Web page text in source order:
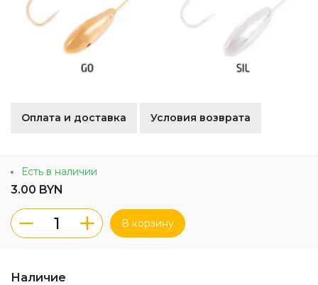
Оплата и доставка Условия возврата
Есть в наличии
3.00 BYN
В корзину
Наличие